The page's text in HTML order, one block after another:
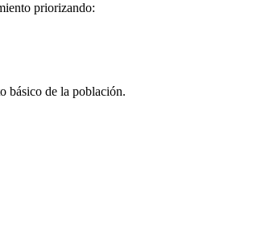
priorizando:
básico de la población.